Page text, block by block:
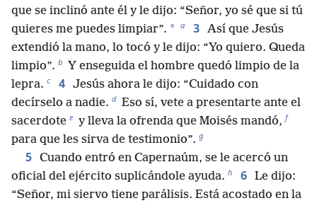
que se inclinó ante él y le dijo: “Señor, yo sé que si tú
quieres me puedes limpiar”. * a 3 Así que Jesús
extendió la mano, lo tocó y le dijo: “Yo quiero. Queda
limpio”. b Y enseguida el hombre quedó limpio de la
lepra. c 4 Jesús ahora le dijo: “Cuidado con
decírselo a nadie. d Eso sí, vete a presentarte ante el
sacerdote e y lleva la ofrenda que Moisés mandó, f
para que les sirva de testimonio”. g
5 Cuando entró en Capernaúm, se le acercó un
oficial del ejército suplicándole ayuda. h 6 Le dijo:
“Señor, mi siervo tiene parálisis. Está acostado en la